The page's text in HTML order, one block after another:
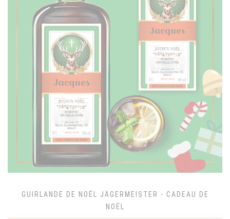
GUIRLANDE DE NOËL JÄGERMEISTER - CADEAU DE
NOËL